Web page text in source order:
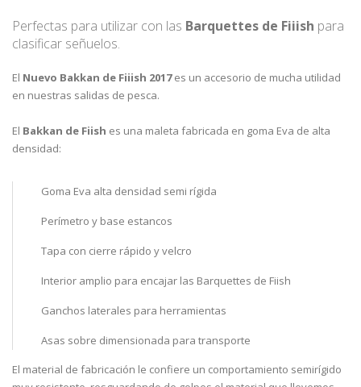
Perfectas para utilizar con las Barquettes de Fiiish para
clasificar señuelos.
El Nuevo Bakkan de Fiiish 2017es un accesorio de mucha utilidad
en nuestras salidas de pesca.
El Bakkan de Fiish es una maleta fabricada en goma Eva de alta
densidad:
Goma Eva alta densidad semi rígida
Perímetro y base estancos
Tapa con cierre rápido y velcro
Interior amplio para encajar las Barquettes de Fiish
Ganchos laterales para herramientas
Asas sobre dimensionada para transporte
El material de fabricación le confiere un comportamiento semirígido